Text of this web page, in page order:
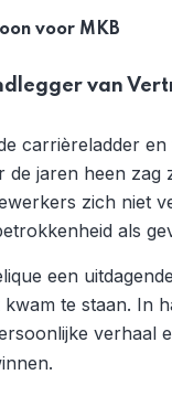
voor MKB
van
carrièreladder
jaren heen zag
zich niet
als
een
te staan. In
verhaal